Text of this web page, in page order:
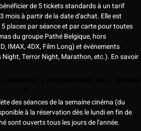
de 5 tickets standards à un tarif
mois à partir de la date d'achat. Elle est
places par séance et par carte pour toutes
du groupe Pathé Belgique, hors
IMAX, 4DX, Film Long) et événements
Terror Night, Marathon, etc.). En savoir
des séances de la semaine cinéma (du
à la réservation dès le lundi en fin de
sont ouverts tous les jours de l'année.